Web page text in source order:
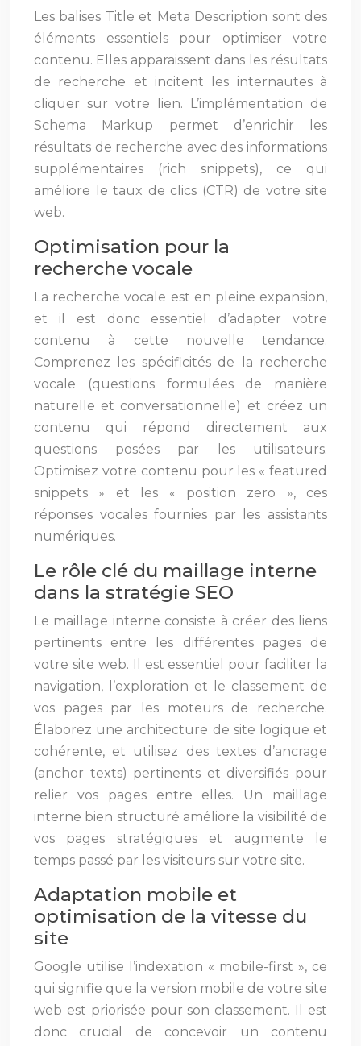
Les balises Title et Meta Description sont des
éléments essentiels pour optimiser votre
contenu. Elles apparaissent dans les résultats
de recherche et incitent les internautes à
cliquer sur votre lien. L’implémentation de
Schema Markup permet d’enrichir les
résultats de recherche avec des informations
supplémentaires (rich snippets), ce qui
améliore le taux de clics (CTR) de votre site
web.
Optimisation pour la
recherche vocale
La recherche vocale est en pleine expansion,
et il est donc essentiel d’adapter votre
contenu à cette nouvelle tendance.
Comprenez les spécificités de la recherche
vocale (questions formulées de manière
naturelle et conversationnelle) et créez un
contenu qui répond directement aux
questions posées par les utilisateurs.
Optimisez votre contenu pour les « featured
snippets » et les « position zero », ces
réponses vocales fournies par les assistants
numériques.
Le rôle clé du maillage interne
dans la stratégie SEO
Le maillage interne consiste à créer des liens
pertinents entre les différentes pages de
votre site web. Il est essentiel pour faciliter la
navigation, l’exploration et le classement de
vos pages par les moteurs de recherche.
Élaborez une architecture de site logique et
cohérente, et utilisez des textes d’ancrage
(anchor texts) pertinents et diversifiés pour
relier vos pages entre elles. Un maillage
interne bien structuré améliore la visibilité de
vos pages stratégiques et augmente le
temps passé par les visiteurs sur votre site.
Adaptation mobile et
optimisation de la vitesse du
site
Google utilise l’indexation « mobile-first », ce
qui signifie que la version mobile de votre site
web est priorisée pour son classement. Il est
donc crucial de concevoir un contenu